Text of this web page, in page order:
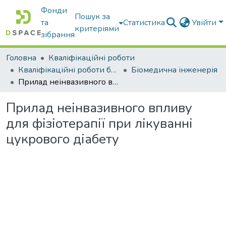
Фонди
та
зібрання
Пошук за
критеріями
Статистика Увійти
Головна
Кваліфікаційні роботи
Кваліфікаційні роботи бакалаврів
Біомедична інженерія
Прилад неінвазивного впливу для фізіотерапії при лікуванні цукрового діабету
Прилад неінвазивного впливу
для фізіотерапії при лікуванні
цукрового діабету